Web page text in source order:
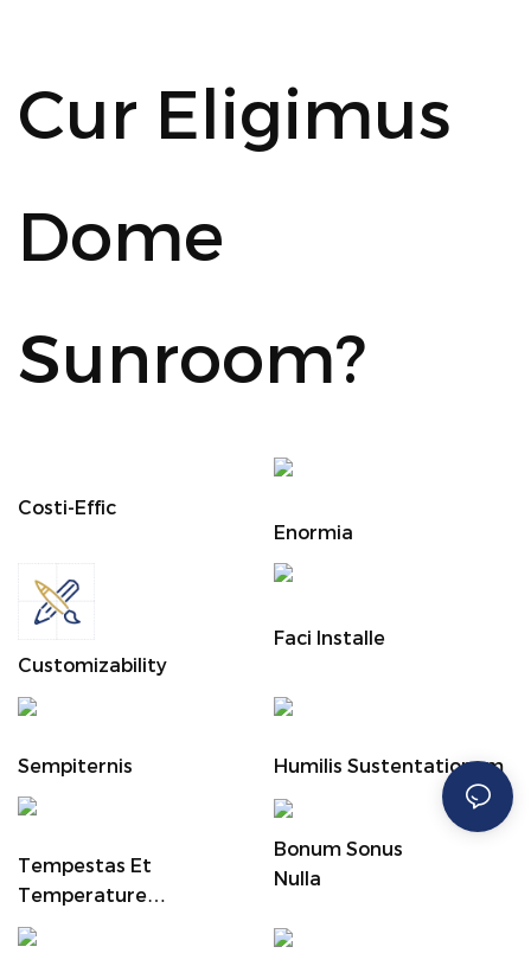
Cur Eligimus
Dome
Sunroom?
Costi-Effic
Enormia
Customizability
Faci Installe
Sempiternis Humilis Sustentationem
Tempestas Et
Temperature
Repugnans
Bonum Sonus
Nulla